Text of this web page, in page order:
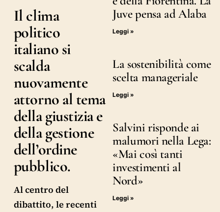
Il clima
politico
italiano si
scalda
nuovamente
attorno al tema
della giustizia e
della gestione
dell’ordine
pubblico.
Al centro del
dibattito, le recenti
Juve pensa ad Alaba
Leggi »
La sostenibilità come
scelta manageriale
Leggi »
Salvini risponde ai
malumori nella Lega:
«Mai così tanti
investimenti al
Nord»
Leggi »